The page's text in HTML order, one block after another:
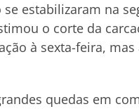
estabilizaram na
o corte da
à sexta-feira,
quedas em